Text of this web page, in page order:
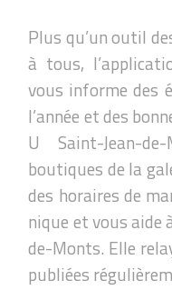
Plus qu’un outil
à tous,
vous informe des
l’année et des
U Saint-Jean-
boutiques de la
des horaires de
nique et vous aide
de-Monts. Elle
publiées